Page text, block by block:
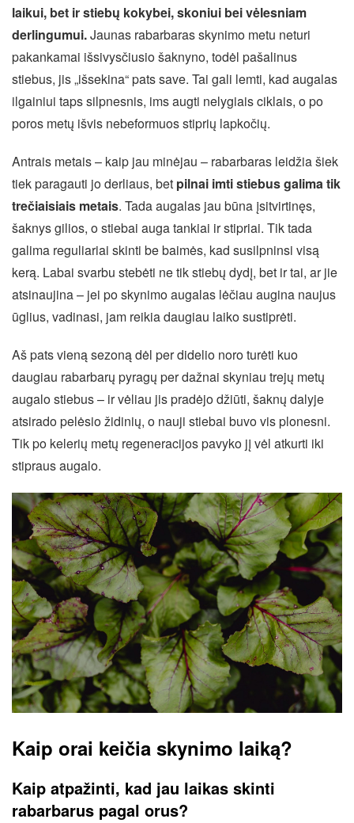
laikui, bet ir stiebų kokybei, skoniui bei vėlesniam
derlingumui.Jaunas rabarbaras skynimo metu neturi
pakankamai išsivysčiusio šaknyno, todėl pašalinus
stiebus, jis „išsekina“ pats save. Tai gali lemti, kad augalas
ilgainiui taps silpnesnis, ims augti nelygiais ciklais, o po
poros metų išvis nebeformuos stiprių lapkočių.
Antrais metais – kaip jau minėjau – rabarbaras leidžia šiek
tiek paragauti jo derliaus, bet pilnai imti stiebus galima tik
trečiaisiais metais. Tada augalas jau būna įsitvirtinęs,
šaknys gilios, o stiebai auga tankiai ir stipriai. Tik tada
galima reguliariai skinti be baimės, kad susilpninsi visą
kerą. Labai svarbu stebėti ne tik stiebų dydį, bet ir tai, ar jie
atsinaujina – jei po skynimo augalas lėčiau augina naujus
ūglius, vadinasi, jam reikia daugiau laiko sustiprėti.
Aš pats vieną sezoną dėl per didelio noro turėti kuo
daugiau rabarbarų pyragų per dažnai skyniau trejų metų
augalo stiebus – ir vėliau jis pradėjo džiūti, šaknų dalyje
atsirado pelėsio židinių, o nauji stiebai buvo vis plonesni.
Tik po kelerių metų regeneracijos pavyko jį vėl atkurti iki
stipraus augalo.
Kaip orai keičia skynimo laiką?
Kaip atpažinti, kad jau laikas skinti
rabarbarus pagal orus?